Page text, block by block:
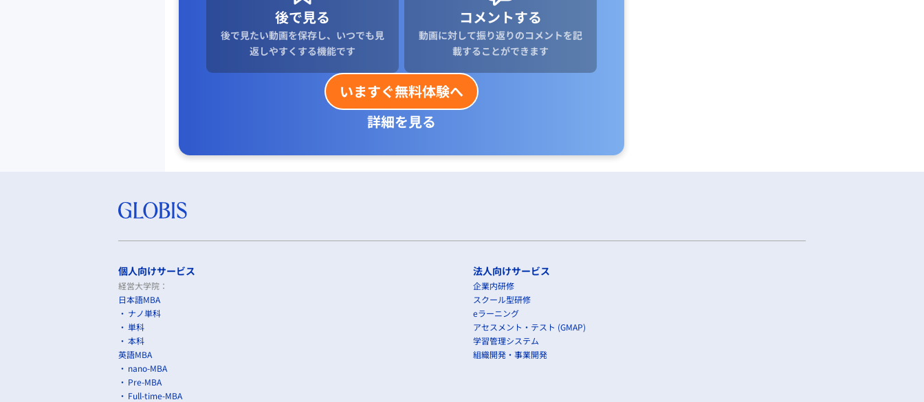
後で見る
後で見たい動画を保存し、いつでも見
返しやすくする機能です
コメントする
動画に対して振り返りのコメントを記
載することができます
いますぐ無料体験へ
詳細を見る
個人向けサービス
経営大学院：
日本語MBA
ナノ単科
単科
本科
英語MBA
nano-MBA
Pre-MBA
Full-time-MBA
法人向けサービス
企業内研修
スクール型研修
eラーニング
アセスメント・テスト (GMAP)
学習管理システム
組織開発・事業開発